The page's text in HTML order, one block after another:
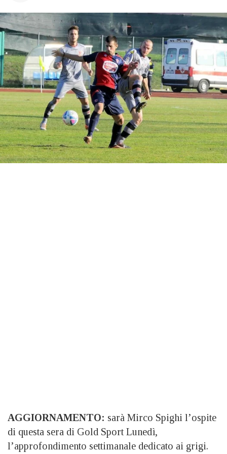
AGGIORNAMENTO: sarà Mirco Spighi l’ospite
di questa sera di Gold Sport Lunedì,
l’approfondimento settimanale dedicato ai grigi.